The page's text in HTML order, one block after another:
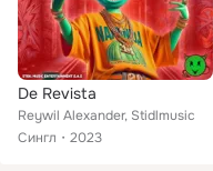
De Revista
Reywil Alexander, Stidlmusic
Сингл
2023